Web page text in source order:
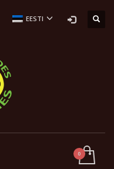
EESTI